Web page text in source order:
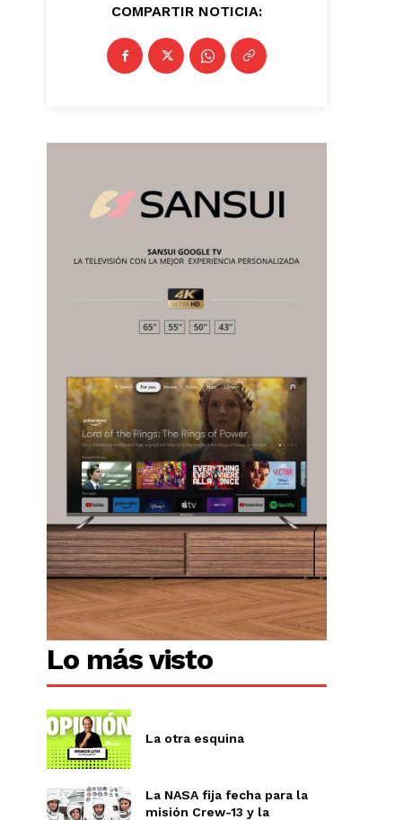
Veracruz
COMPARTIR NOTICIA:
Lo más visto
La otra esquina
La NASA fija fecha para la
misión Crew-13 y la